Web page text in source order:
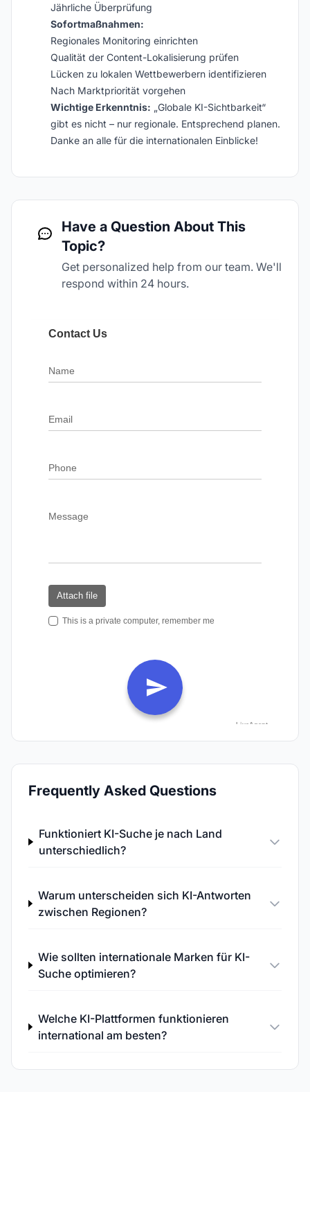
Jährliche Überprüfung
Sofortmaßnahmen:
Regionales Monitoring einrichten
Qualität der Content-Lokalisierung prüfen
Lücken zu lokalen Wettbewerbern identifizieren
Nach Marktpriorität vorgehen
Wichtige Erkenntnis: „Globale KI-Sichtbarkeit“
gibt es nicht – nur regionale. Entsprechend planen.
Danke an alle für die internationalen Einblicke!
Have a Question About This
Topic?
Get personalized help from our team. We'll
respond within 24 hours.
Frequently Asked Questions
Funktioniert KI-Suche je nach Land
unterschiedlich?
Warum unterscheiden sich KI-Antworten
zwischen Regionen?
Wie sollten internationale Marken für KI-
Suche optimieren?
Welche KI-Plattformen funktionieren
international am besten?